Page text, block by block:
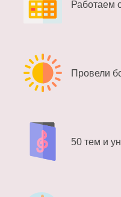
Работаем
Провели
50 тем и